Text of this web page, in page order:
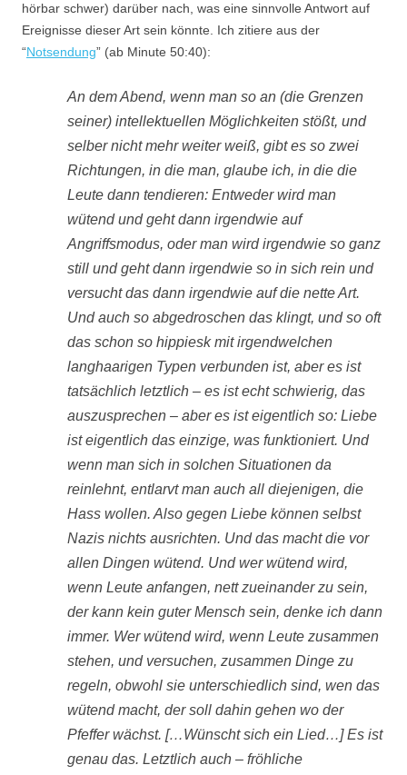
hörbar schwer) darüber nach, was eine sinnvolle Antwort auf
Ereignisse dieser Art sein könnte. Ich zitiere aus der
“Notsendung” (ab Minute 50:40):
An dem Abend, wenn man so an (die Grenzen
seiner) intellektuellen Möglichkeiten stößt, und
selber nicht mehr weiter weiß, gibt es so zwei
Richtungen, in die man, glaube ich, in die die
Leute dann tendieren: Entweder wird man
wütend und geht dann irgendwie auf
Angriffsmodus, oder man wird irgendwie so ganz
still und geht dann irgendwie so in sich rein und
versucht das dann irgendwie auf die nette Art.
Und auch so abgedroschen das klingt, und so oft
das schon so hippiesk mit irgendwelchen
langhaarigen Typen verbunden ist, aber es ist
tatsächlich letztlich – es ist echt schwierig, das
auszusprechen – aber es ist eigentlich so: Liebe
ist eigentlich das einzige, was funktioniert. Und
wenn man sich in solchen Situationen da
reinlehnt, entlarvt man auch all diejenigen, die
Hass wollen. Also gegen Liebe können selbst
Nazis nichts ausrichten. Und das macht die vor
allen Dingen wütend. Und wer wütend wird,
wenn Leute anfangen, nett zueinander zu sein,
der kann kein guter Mensch sein, denke ich dann
immer. Wer wütend wird, wenn Leute zusammen
stehen, und versuchen, zusammen Dinge zu
regeln, obwohl sie unterschiedlich sind, wen das
wütend macht, der soll dahin gehen wo der
Pfeffer wächst. […Wünscht sich ein Lied…] Es ist
genau das. Letztlich auch – fröhliche